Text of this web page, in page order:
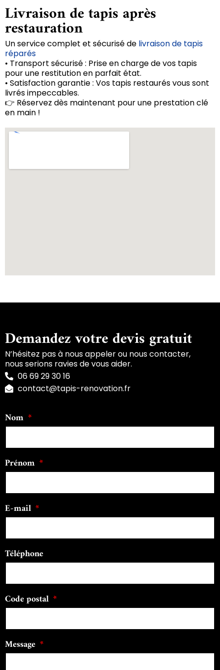
Livraison de tapis après
restauration
Un service complet et sécurisé de livraison de tapis
réparés
• Transport sécurisé : Prise en charge de vos tapis
pour une restitution en parfait état.
• Satisfaction garantie : Vos tapis restaurés vous sont
livrés impeccables.
👉 Réservez dès maintenant pour une prestation clé
en main !
Demandez votre devis gratuit
N’hésitez pas à nous appeler ou nous contacter,
nous serions ravies de vous aider.
06 69 29 30 16
contact@tapis-renovation.fr
Nom
Prénom
E-mail
Téléphone
Code postal
Message